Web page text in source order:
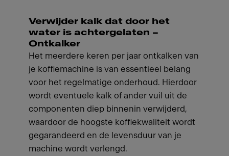
Verwijder kalk dat door het
water is achtergelaten –
Ontkalker
Het meerdere keren per jaar ontkalken van
je koffiemachine is van essentieel belang
voor het regelmatige onderhoud. Hierdoor
wordt eventuele kalk of ander vuil uit de
componenten diep binnenin verwijderd,
waardoor de hoogste koffiekwaliteit wordt
gegarandeerd en de levensduur van je
machine wordt verlengd.